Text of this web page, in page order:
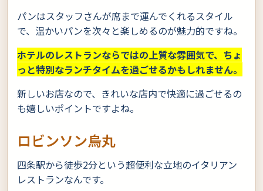
パンはスタッフさんが席まで運んでくれるスタイル
で、温かいパンを次々と楽しめるのが魅力的ですね。
ホテルのレストランならではの上質な雰囲気で、ちょ
っと特別なランチタイムを過ごせるかもしれません。
新しいお店なので、きれいな店内で快適に過ごせるの
も嬉しいポイントですよね。
ロビンソン烏丸
四条駅から徒歩2分という超便利な立地のイタリアン
レストランなんです。